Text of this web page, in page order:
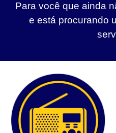
Para você que ainda
e está procurando